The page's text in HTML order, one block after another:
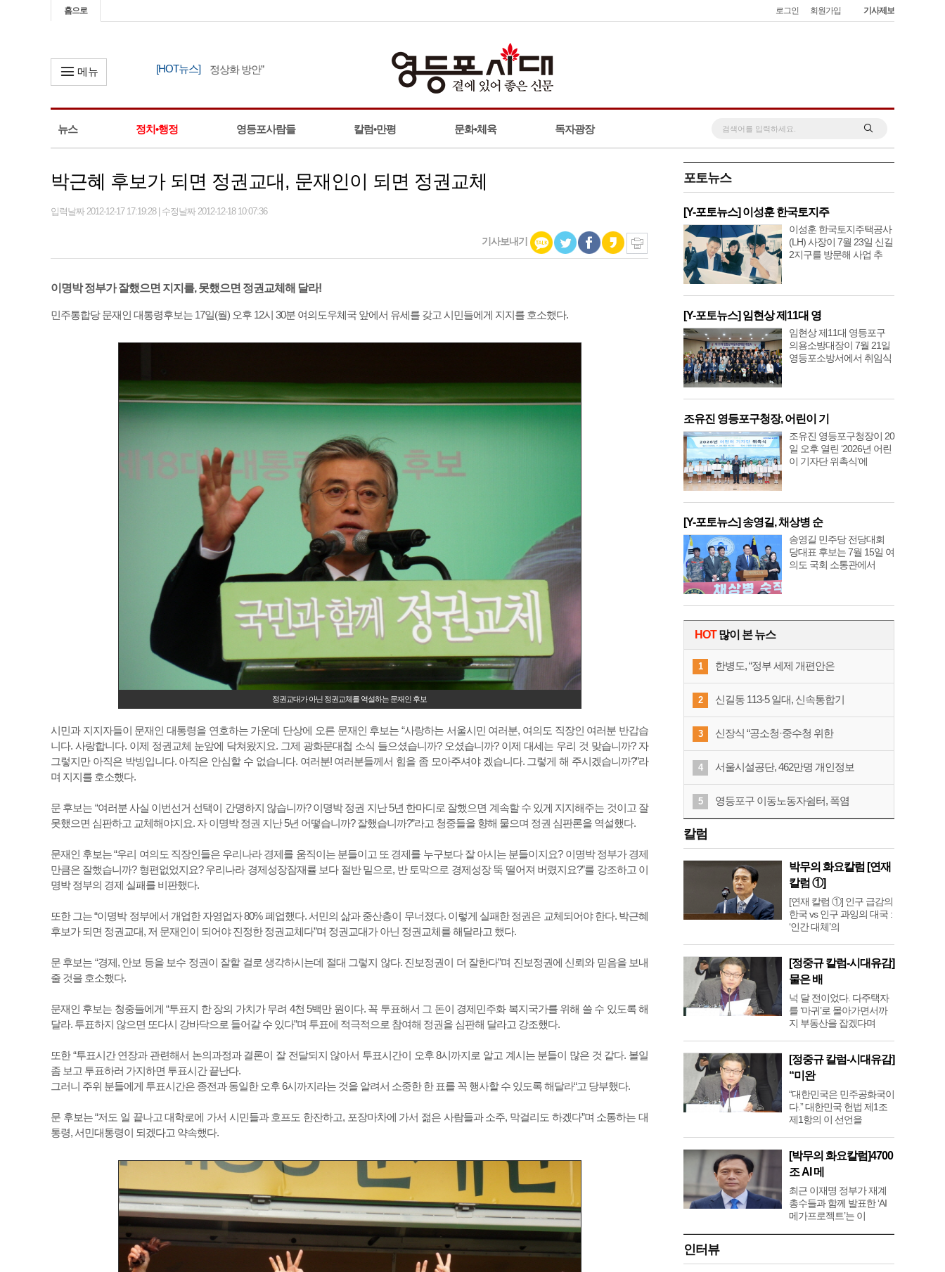
홈으로 로그인 회원가입 기사제보
[HOT뉴스]
한병도, “정부 세제 개편안은 조세 정상화 방안”
메뉴
뉴스 정치•행정 영등포사람들 칼럼•만평 문화•체육 독자광장
박근혜 후보가 되면 정권교대, 문재인이 되면 정권교체
입력날짜 2012-12-17 17:19:28 | 수정날짜 2012-12-18 10:07:36
기사보내기
이명박 정부가 잘했으면 지지를, 못했으면 정권교체해 달라!
민주통합당 문재인 대통령후보는 17일(월) 오후 12시 30분 여의도우체국 앞에서 유세를 갖고 시민들에게 지지를 호소했다.
정권교대가 아닌 정권교체를 역설하는 문재인 후보
시민과 지지자들이 문재인 대통령을 연호하는 가운데 단상에 오른 문재인 후보는 “사랑하는 서울시민 여러분, 여의도 직장인 여러분 반갑습
니다. 사랑합니다. 이제 정권교체 눈앞에 닥쳐왔지요. 그제 광화문대첩 소식 들으셨습니까? 오셨습니까? 이제 대세는 우리 것 맞습니까? 자
그렇지만 아직은 박빙입니다. 아직은 안심할 수 없습니다. 여러분! 여러분들께서 힘을 좀 모아주셔야 겠습니다. 그렇게 해 주시겠습니까?”라
며 지지를 호소했다.
문 후보는 “여러분 사실 이번선거 선택이 간명하지 않습니까? 이명박 정권 지난 5년 한마디로 잘했으면 계속할 수 있게 지지해주는 것이고 잘
못했으면 심판하고 교체해야지요. 자 이명박 정권 지난 5년 어떻습니까? 잘했습니까?”라고 청중들을 향해 물으며 정권 심판론을 역설했다.
문재인 후보는 “우리 여의도 직장인들은 우리나라 경제를 움직이는 분들이고 또 경제를 누구보다 잘 아시는 분들이지요? 이명박 정부가 경제
만큼은 잘했습니까? 형편없었지요? 우리나라 경제성장잠재률 보다 절반 밑으로, 반 토막으로 경제성장 뚝 떨어져 버렸지요?”를 강조하고 이
명박 정부의 경제 실패를 비판했다.
또한 그는 “이명박 정부에서 개업한 자영업자 80% 폐업했다. 서민의 삶과 중산층이 무너졌다. 이렇게 실패한 정권은 교체되어야 한다. 박근혜
후보가 되면 정권교대, 저 문재인이 되어야 진정한 정권교체다”며 정권교대가 아닌 정권교체를 해달라고 했다.
문 후보는 “경제, 안보 등을 보수 정권이 잘할 걸로 생각하시는데 절대 그렇지 않다. 진보정권이 더 잘한다”며 진보정권에 신뢰와 믿음을 보내
줄 것을 호소했다.
문재인 후보는 청중들에게 “투표지 한 장의 가치가 무려 4천 5백만 원이다. 꼭 투표해서 그 돈이 경제민주화 복지국가를 위해 쓸 수 있도록 해
달라. 투표하지 않으면 또다시 강바닥으로 들어갈 수 있다”며 투표에 적극적으로 참여해 정권을 심판해 달라고 강조했다.
또한 “투표시간 연장과 관련해서 논의과정과 결론이 잘 전달되지 않아서 투표시간이 오후 8시까지로 알고 계시는 분들이 많은 것 같다. 볼일
좀 보고 투표하러 가지하면 투표시간 끝난다.
그러니 주위 분들에게 투표시간은 종전과 동일한 오후 6시까지라는 것을 알려서 소중한 한 표를 꼭 행사할 수 있도록 해달라“고 당부했다.
문 후보는 “저도 일 끝나고 대학로에 가서 시민들과 호프도 한잔하고, 포장마차에 가서 젊은 사람들과 소주, 막걸리도 하겠다”며 소통하는 대
통령, 서민대통령이 되겠다고 약속했다.
포토뉴스
[Y-포토뉴스] 이성훈 한국토지주
이성훈 한국토지주택공사
(LH) 사장이 7월 23일 신길
2지구를 방문해 사업 추
[Y-포토뉴스] 임현상 제11대 영
임현상 제11대 영등포구
의용소방대장이 7월 21일
영등포소방서에서 취임식
조유진 영등포구청장, 어린이 기
조유진 영등포구청장이 20
일 오후 열린 ‘2026년 어린
이 기자단 위촉식’에
[Y-포토뉴스] 송영길, 채상병 순
송영길 민주당 전당대회
당대표 후보는 7월 15일 여
의도 국회 소통관에서
HOT많이 본 뉴스
1 한병도, “정부 세제 개편안은
2 신길동 113-5 일대, 신속통합기
3 신장식 “공소청·중수청 위한
4 서울시설공단, 462만명 개인정보
5 영등포구 이동노동자쉼터, 폭염
칼럼
박무의 화요칼럼 [연재
칼럼 ①]
[연재 칼럼 ①] 인구 급감의
한국 vs 인구 과잉의 대국 :
‘인간 대체’의
[정중규 칼럼-시대유감]
물은 배
넉 달 전이었다. 다주택자
를 ‘마귀’로 몰아가면서까
지 부동산을 잡겠다며
[정중규 칼럼-시대유감]
“미완
“대한민국은 민주공화국이
다.” 대한민국 헌법 제1조
제1항의 이 선언을
[박무의 화요칼럼]4700
조 AI 메
최근 이재명 정부가 재계
총수들과 함께 발표한 ‘AI
메가프로젝트’는 이
인터뷰